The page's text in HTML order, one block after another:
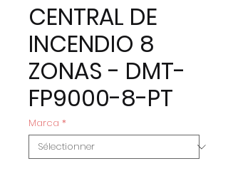
CENTRAL DE
INCENDIO 8
ZONAS - DMT-
FP9000-8-PT
Marca *